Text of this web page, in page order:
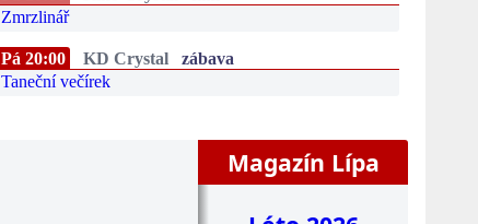
Zmrzlinář
Pá 20:00 KD Crystal
zábava
Taneční večírek
Magazín Lípa